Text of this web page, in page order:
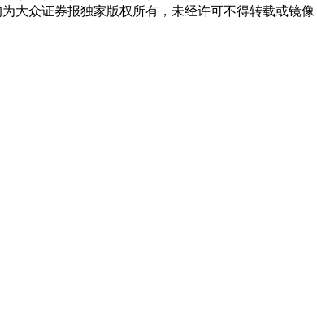
大众证券报独家版权所有，未经许可不得转载或镜像